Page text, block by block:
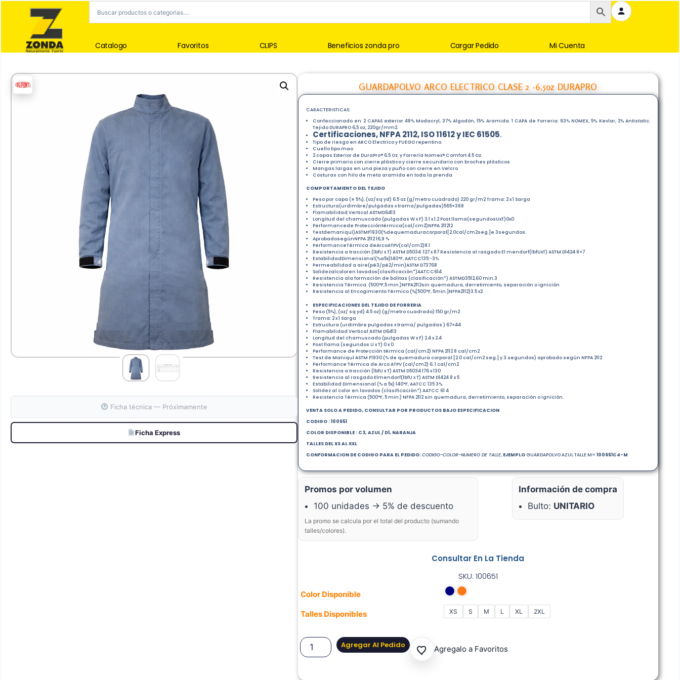
Catalogo Favoritos CLIPS Beneficios zonda pro Cargar Pedido Mi Cuenta
GUARDAPOLVO ARCO ELECTRICO CLASE 2 -6.5oz DURAPRO
Consultar En La Tienda
CARACTERISTICAS:
Confeccionado en 2 CAPAS exterior 48% Modacryl, 37% Algodón, 15% Aramida. 1 CAPA de Forreria: 93% NOMEX, 5% Kevlar, 2% Antistatic.
Tejido DURAPRO 6,5 oz, 220gr/mm2.
Certificaciones, NFPA 2112, ISO 11612 y IEC 61505.
Tipo de riesgo en ARCO Electrico y FUEGO repentino.
Cuello tipo mao
2 capas Exterior de DuraPro® 6.5 Oz. y Forrería Nomex® Comfort 4.5 Oz.
Cierre primario con cierre plástico y cierre secundario con broches plásticos
Mangas largas en una pieza y puño con cierre en Velcro
Costuras con hilo de meta aramida en toda la prenda
COMPORTAMIENTO DEL TEJIDO
Peso por capa (± 5%), (oz/sq yd) 6.5 oz (g/metro cuadrado) 220 gr/m2 Trama: 2 x 1 Sarga
Estructura(urdimbre/pulgadas x trama/pulgadas)565×388
Flamabilidad Vertical ASTMD6413
Longitud del chamuscado (pulgadas W x F) 3.1 x 1.2 Post llama(segundosUxT)0x0
Performancede Proteccióntérmica(cal/cm2)NFPA 211212
Testdemaniquí)ASTMF1930(%dequemaduracorporal[2.0cal/cm2seg.]e 3segundos.
AprobadosegúnNFPA 2112 16,9 %
PerformanceTérmica deArcoATPV(cal/cm2)8.1
Resistencia a tracción (lbfU x T) ASTM D5034 :127 x 87 Resistencia al rasgado El mendorf(lbfUxT) ASTM D1424 8×7
EstabilidadDimensional(%a5x)140°F, AATCC135:-3%
Permeabilidad a aire(pé3/pé2/min)ASTM D73768
Solidezalcoloren lavados(clasificación*)AATCC614
Resistencia ala formación de bolitas (clasificación*) ASTMD3512,60 min.3
Resistencia Térmica (500°F,5 min.)NFPA2112sin quemadura, derretimiento, separación o ignición
Resistencia al Encogimiento Térmico (%[500°F, 5min.]NFPA2112)3.5 x2
ESPECIFICACIONES DEL TEJIDO DE FORRERIA
Peso (5%), (oz/ sq yd) 4.5 oz) (g/metro cuadrado) 150 gr/m2
Trama: 2 x 1 Sarga
Estructura (urdimbre pulgadas x trama/ pulgadas ) 67×44
Flamabilidad Vertical ASTM D6413
Longitud del chamuscado (pulgadas W x F) 2.4 x 2.4
Post llama (segundos U x T) 0 x 0
Performance de Protección térmica (cal/cm2) NFPA 2112 8 cal/cm2
Test de Maniquí ASTM F1930 (% de quemadura corporal [2.0 cal/cm2 seg.] y 3 segundos) aprobado según NFPA 2112
Performance Térmica de Arco ATPV (cal/cm2) 6. 1 cal/cm2
Resistencia a tracción (lbfU x T) ASTM D5034 176 x 130
Resistencia al rasgado Elmendorf(lbfU x T) ASTM D1424 8 x 5
Estabilidad Dimensional (% a 5x) 140°F, AATCC 135 3%
Solidez al color en lavados (clasificación*) AATCC 61 4
Resistencia Térmica (500°F, 5 min.) NFPA 2112 sin quemadura, derretimiento, separación o ignición.
VENTA SOLO A PEDIDO, CONSULTAR POR PRODUCTOS BAJO ESPECIFICACION
CODIGO : 100651
COLOR DISPONIBLE : C3, AZUL / D1, NARANJA
TALLES DEL XS AL XXL
CONFORMACION DE CODIGO PARA EL PEDIDO:CODIGO-COLOR-NUMERO DE TALLE, EJEMPLOGUARDAPOLVO AZUL TALLE M= 100651 C4-M
SKU: 100651
Color Disponible
Talles Disponibles XS S M L XL 2XL
Agregar Al Pedido Agregalo a Favoritos
Promos por volumen
100 unidades → 5% de descuento
La promo se calcula por el total del producto (sumando
talles/colores).
Información de compra
Bulto: UNITARIO
Ficha técnica — Próximamente
Ficha Express